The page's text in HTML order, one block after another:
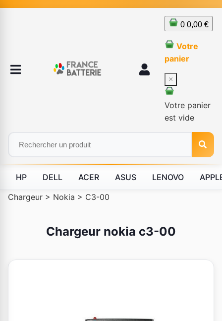
0 0,00 €
Votre
panier
×
Votre panier
est vide
HP DELL ACER ASUS LENOVO
Chargeur > Nokia > C3-00
Chargeur nokia c3-00